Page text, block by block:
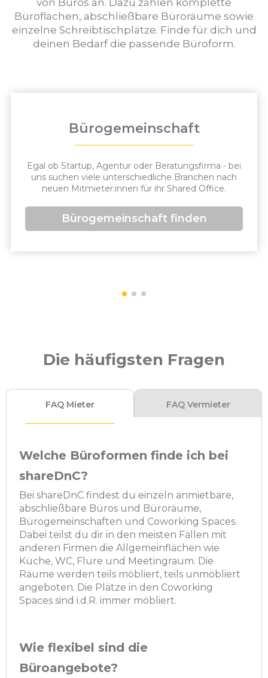
von Büros an. Dazu zählen komplette
Büroflächen, abschließbare Büroräume sowie
einzelne Schreibtischplätze. Finde für dich und
deinen Bedarf die passende Büroform.
Bürogemeinschaft
Egal ob Startup, Agentur oder Beratungsfirma - bei
uns suchen viele unterschiedliche Branchen nach
neuen Mitmieter:innen für ihr Shared Office.
Bürogemeinschaft finden
Die häufigsten Fragen
FAQ Mieter FAQ Vermieter
Welche Büroformen finde ich bei
shareDnC?
Bei shareDnC findest du einzeln anmietbare,
abschließbare Büros und Büroräume,
Bürogemeinschaften und Coworking Spaces.
Dabei teilst du dir in den meisten Fällen mit
anderen Firmen die Allgemeinflächen wie
Küche, WC, Flure und Meetingraum. Die
Räume werden teils möbliert, teils unmöbliert
angeboten. Die Plätze in den Coworking
Spaces sind i.d.R. immer möbliert.
Wie flexibel sind die
Büroangebote?